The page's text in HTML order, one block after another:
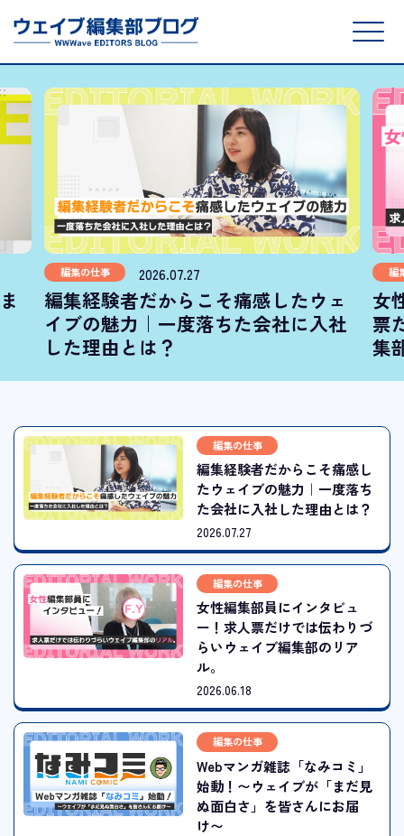
編集の仕事 2026.07.27
編集経験者だからこそ痛感したウェ
イブの魅力｜一度落ちた会社に入社
した理由とは？
編
女
票
集
編集の仕事
編集経験者だからこそ痛感し
たウェイブの魅力｜一度落ち
た会社に入社した理由とは？
2026.07.27
編集の仕事
女性編集部員にインタビュ
ー！求人票だけでは伝わりづ
らいウェイブ編集部のリア
ル。
2026.06.18
編集の仕事
Webマンガ雑誌「なみコミ」
始動！〜ウェイブが「まだ見
ぬ面白さ」を皆さんにお届
け〜